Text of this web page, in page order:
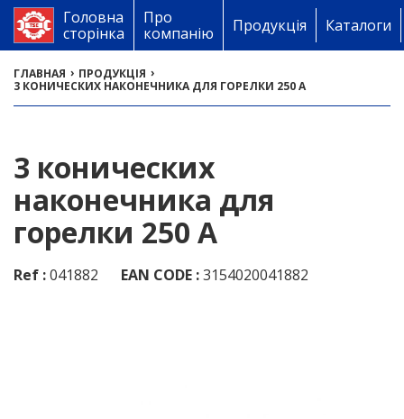
Головна
сторінка
Про
компанію
Продукція Каталоги
ГЛАВНАЯ › ПРОДУКЦІЯ ›
3 КОНИЧЕСКИХ НАКОНЕЧНИКА ДЛЯ ГОРЕЛКИ 250 A
3 конических
наконечника для
горелки 250 A
Ref :041882 EAN CODE :3154020041882